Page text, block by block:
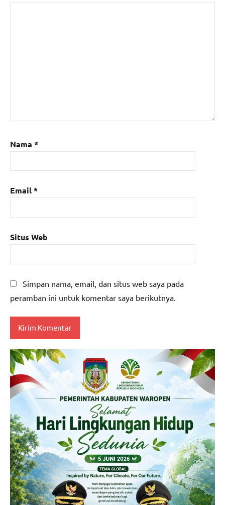
Nama *
Email*
Situs Web
Simpan nama, email, dan situs web saya pada
peramban ini untuk komentar saya berikutnya.